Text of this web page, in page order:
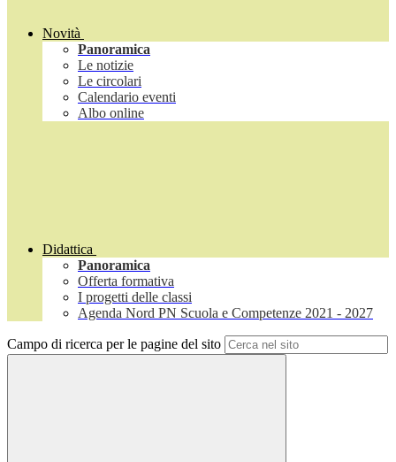
Novità
Panoramica
Le notizie
Le circolari
Calendario eventi
Albo online
Didattica
Panoramica
Offerta formativa
I progetti delle classi
Agenda Nord PN Scuola e Competenze 2021 - 2027
Campo di ricerca per le pagine del sito